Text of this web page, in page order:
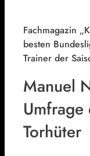
Fachmagazin
besten
Trainer der
Manuel
Umfrage
Torhüter